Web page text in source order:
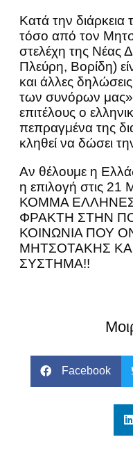
Κατά την διάρκεια
τόσο από τον
στελέχη της Νέας
Πλεύρη, Βορίδη)
και άλλες
των συνόρων μας»
επιτέλους ο
πεπραγμένα της
κληθεί να δώσει
Αν θέλουμε η
η επιλογή στις 21
ΚΟΜΜΑ
ΦΡΑΚΤΗ ΣΤΗΝ
ΚΟΙΝΩΝΙΑ ΠΟΥ
ΜΗΤΣΟΤΑΚΗΣ
ΣΥΣΤΗΜΑ!!
Facebook